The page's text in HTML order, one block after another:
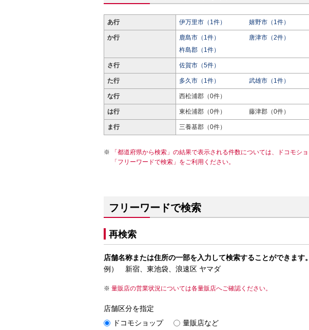
あ行 伊万里市（1件） 嬉野市（1件）
か行 鹿島市（1件） 唐津市（2件）
杵島郡（1件）
さ行 佐賀市（5件）
た行 多久市（1件） 武雄市（1件）
な行 西松浦郡（0件）
は行 東松浦郡（0件） 藤津郡（0件）
ま行 三養基郡（0件）
「都道府県から検索」の結果で表示される件数については、ドコモシ
「フリーワードで検索」をご利用ください。
フリーワードで検索
再検索
店舗名称または住所の一部を入力して検索することができます。
例） 新宿、東池袋、浪速区 ヤマダ
量販店の営業状況については各量販店へご確認ください。
店舗区分を指定
ドコモショップ
量販店など